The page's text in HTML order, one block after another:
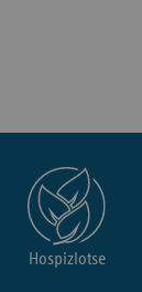
Hospizlotse